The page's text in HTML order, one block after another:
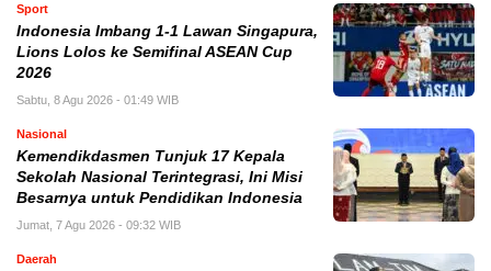
Sport
Indonesia Imbang 1-1 Lawan Singapura,
Lions Lolos ke Semifinal ASEAN Cup
2026
Sabtu, 8 Agu 2026 - 01:49 WIB
Nasional
Kemendikdasmen Tunjuk 17 Kepala
Sekolah Nasional Terintegrasi, Ini Misi
Besarnya untuk Pendidikan Indonesia
Jumat, 7 Agu 2026 - 09:32 WIB
Daerah